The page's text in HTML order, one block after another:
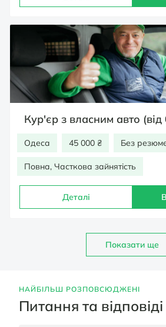
Кур'єр з власним авто (від
Одеса 45 000 ₴ Без
Повна, Часткова зайнятість
Деталі
Показати ще
НАЙБІЛЬШ РОЗПОВСЮДЖЕНІ
Питання та відповіді